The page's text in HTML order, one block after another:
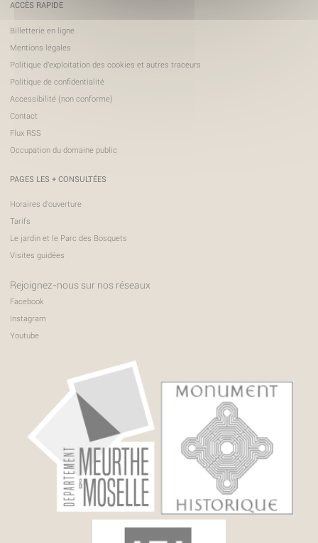
ACCÈS RAPIDE
Billetterie en ligne
Mentions légales
Politique d'exploitation des cookies et autres traceurs
Politique de confidentialité
Accessibilité (non conforme)
Contact
Flux RSS
Occupation du domaine public
PAGES LES + CONSULTÉES
Horaires d'ouverture
Tarifs
Le jardin et le Parc des Bosquets
Visites guidées
Rejoignez-nous sur nos réseaux
Facebook
Instagram
Youtube